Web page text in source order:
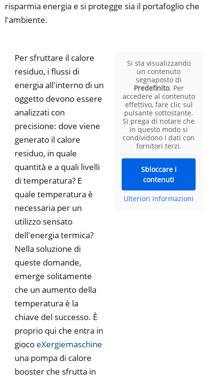
risparmia energia e si protegge sia il portafoglio che
l'ambiente.
Per sfruttare il calore
residuo, i flussi di
energia all'interno di un
oggetto devono essere
analizzati con
precisione: dove viene
generato il calore
residuo, in quale
quantità e a quali livelli
di temperatura? E
quale temperatura è
necessaria per un
utilizzo sensato
dell'energia termica?
Nella soluzione di
queste domande,
emerge solitamente
che un aumento della
temperatura è la
chiave del successo. È
proprio qui che entra in
gioco eXergiemaschine
una pompa di calore
booster che sfrutta in
Si sta visualizzando
un contenuto
segnaposto di
Predefinito. Per
accedere al contenuto
effettivo, fare clic sul
pulsante sottostante.
Si prega di notare che
in questo modo si
condividono i dati con
fornitori terzi.
Sbloccare i
contenuti
Ulteriori informazioni